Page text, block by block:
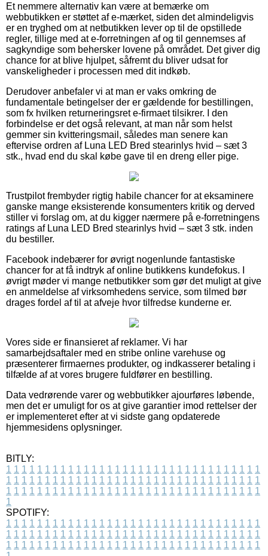
Et nemmere alternativ kan være at bemærke om
webbutikken er støttet af e-mærket, siden det almindeligvis
er en tryghed om at netbutikken lever op til de opstillede
regler, tillige med at e-forretningen af og til gennemses af
sagkyndige som behersker lovene på området. Det giver dig
chance for at blive hjulpet, såfremt du bliver udsat for
vanskeligheder i processen med dit indkøb.
Derudover anbefaler vi at man er vaks omkring de
fundamentale betingelser der er gældende for bestillingen,
som fx hvilken returneringsret e-firmaet tilsikrer. I den
forbindelse er det også relevant, at man når som helst
gemmer sin kvitteringsmail, således man senere kan
eftervise ordren af Luna LED Bred stearinlys hvid – sæt 3
stk., hvad end du skal købe gave til en dreng eller pige.
Trustpilot frembyder rigtig habile chancer for at eksaminere
ganske mange eksisterende konsumenters kritik og derved
stiller vi forslag om, at du kigger nærmere på e-forretningens
ratings af Luna LED Bred stearinlys hvid – sæt 3 stk. inden
du bestiller.
Facebook indebærer for øvrigt nogenlunde fantastiske
chancer for at få indtryk af online butikkens kundefokus. I
øvrigt møder vi mange netbutikker som gør det muligt at give
en anmeldelse af virksomhedens service, som tilmed bør
drages fordel af til at afveje hvor tilfredse kunderne er.
Vores side er finansieret af reklamer. Vi har
samarbejdsaftaler med en stribe online varehuse og
præsenterer firmaernes produkter, og indkasserer betaling i
tilfælde af at vores brugere fuldfører en bestilling.
Data vedrørende varer og webbutikker ajourføres løbende,
men det er umuligt for os at give garantier imod rettelser der
er implementeret efter at vi sidste gang opdaterede
hjemmesidens oplysninger.
BITLY:
1 1 1 1 1 1 1 1 1 1 1 1 1 1 1 1 1 1 1 1 1 1 1 1 1 1 1 1 1 1 1 1 1
1 1 1 1 1 1 1 1 1 1 1 1 1 1 1 1 1 1 1 1 1 1 1 1 1 1 1 1 1 1 1 1 1
1 1 1 1 1 1 1 1 1 1 1 1 1 1 1 1 1 1 1 1 1 1 1 1 1 1 1 1 1 1 1 1 1
1
SPOTIFY:
1 1 1 1 1 1 1 1 1 1 1 1 1 1 1 1 1 1 1 1 1 1 1 1 1 1 1 1 1 1 1 1 1
1 1 1 1 1 1 1 1 1 1 1 1 1 1 1 1 1 1 1 1 1 1 1 1 1 1 1 1 1 1 1 1 1
1 1 1 1 1 1 1 1 1 1 1 1 1 1 1 1 1 1 1 1 1 1 1 1 1 1 1 1 1 1 1 1 1